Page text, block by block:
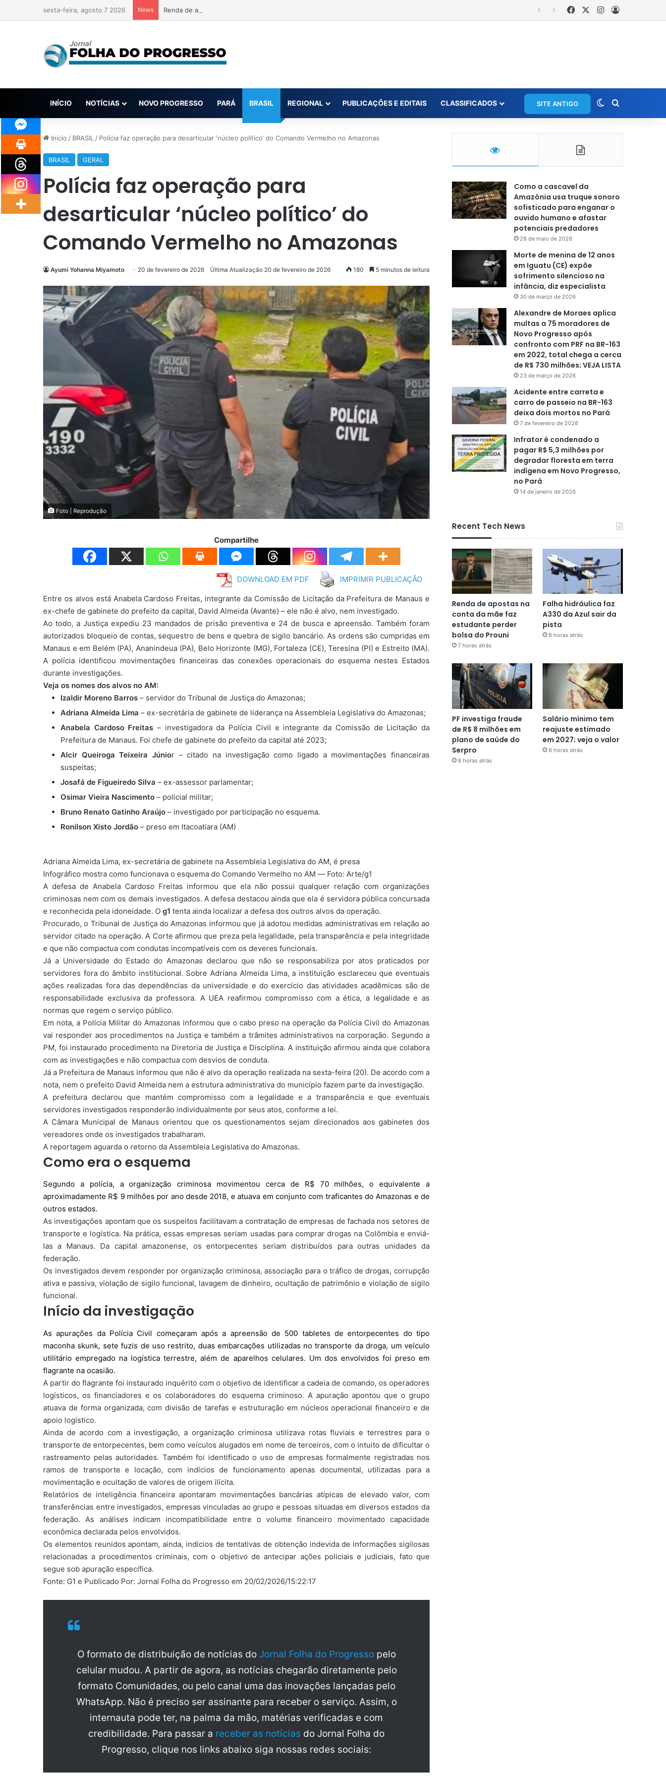
sexta-feira, agosto 7 2026 News Renda de apostas na conta da mãe faz estudante perder bolsa do Prouni FacebookInstagram
INÍCIO NOTÍCIAS NOVO PROGRESSO PARÁ BRASIL REGIONAL PUBLICAÇÕES E EDITAIS CLASSIFICADOS SITE ANTIGO Switch skin
Início / BRASIL / Polícia faz operação para desarticular ‘núcleo político’ do Comando Vermelho no Amazonas
BRASIL GERAL
Polícia faz operação para
desarticular ‘núcleo político’ do
Comando Vermelho no Amazonas
Ayumi Yohanna Miyamoto 20 de fevereiro de 2026 Última Atualização 20 de fevereiro de 2026 180 5 minutos de leitura
Foto | Reprodução
Compartilhe
DOWNLOAD EM PDF IMPRIMIR PUBLICAÇÃO
Entre os alvos está Anabela Cardoso Freitas, integrante da Comissão de Licitação da Prefeitura de Manaus e
ex-chefe de gabinete do prefeito da capital, David Almeida (Avante) – ele não é alvo, nem investigado.
Ao todo, a Justiça expediu 23 mandados de prisão preventiva e 24 de busca e apreensão. Também foram
autorizados bloqueio de contas, sequestro de bens e quebra de sigilo bancário. As ordens são cumpridas em
Manaus e em Belém (PA), Ananindeua (PA), Belo Horizonte (MG), Fortaleza (CE), Teresina (PI) e Estreito (MA).
A polícia identificou movimentações financeiras das conexões operacionais do esquema nestes Estados
durante investigações.
Veja os nomes dos alvos no AM:
Izaldir Moreno Barros – servidor do Tribunal de Justiça do Amazonas;
Adriana Almeida Lima – ex-secretária de gabinete de liderança na Assembleia Legislativa do Amazonas;
Anabela Cardoso Freitas – investigadora da Polícia Civil e integrante da Comissão de Licitação da
Prefeitura de Manaus. Foi chefe de gabinete do prefeito da capital até 2023;
Alcir Queiroga Teixeira Júnior – citado na investigação como ligado a movimentações financeiras
suspeitas;
Josafá de Figueiredo Silva – ex-assessor parlamentar;
Osimar Vieira Nascimento – policial militar;
Bruno Renato Gatinho Araújo – investigado por participação no esquema.
Ronilson Xisto Jordão – preso em Itacoatiara (AM)
Adriana Almeida Lima, ex-secretária de gabinete na Assembleia Legislativa do AM, é presa
Infográfico mostra como funcionava o esquema do Comando Vermelho no AM — Foto: Arte/g1
A defesa de Anabela Cardoso Freitas informou que ela não possui qualquer relação com organizações
criminosas nem com os demais investigados. A defesa destacou ainda que ela é servidora pública concursada
e reconhecida pela idoneidade. O g1 tenta ainda localizar a defesa dos outros alvos da operação.
Procurado, o Tribunal de Justiça do Amazonas informou que já adotou medidas administrativas em relação ao
servidor citado na operação. A Corte afirmou que preza pela legalidade, pela transparência e pela integridade
e que não compactua com condutas incompatíveis com os deveres funcionais.
Já a Universidade do Estado do Amazonas declarou que não se responsabiliza por atos praticados por
servidores fora do âmbito institucional. Sobre Adriana Almeida Lima, a instituição esclareceu que eventuais
ações realizadas fora das dependências da universidade e do exercício das atividades acadêmicas são de
responsabilidade exclusiva da professora. A UEA reafirmou compromisso com a ética, a legalidade e as
normas que regem o serviço público.
Em nota, a Polícia Militar do Amazonas informou que o cabo preso na operação da Polícia Civil do Amazonas
vai responder aos procedimentos na Justiça e também a trâmites administrativos na corporação. Segundo a
PM, foi instaurado procedimento na Diretoria de Justiça e Disciplina. A instituição afirmou ainda que colabora
com as investigações e não compactua com desvios de conduta.
Já a Prefeitura de Manaus informou que não é alvo da operação realizada na sexta-feira (20). De acordo com a
nota, nem o prefeito David Almeida nem a estrutura administrativa do município fazem parte da investigação.
A prefeitura declarou que mantém compromisso com a legalidade e a transparência e que eventuais
servidores investigados responderão individualmente por seus atos, conforme a lei.
A Câmara Municipal de Manaus orientou que os questionamentos sejam direcionados aos gabinetes dos
vereadores onde os investigados trabalharam.
A reportagem aguarda o retorno da Assembleia Legislativa do Amazonas.
Como era o esquema
Segundo a polícia, a organização criminosa movimentou cerca de R$ 70 milhões, o equivalente a
aproximadamente R$ 9 milhões por ano desde 2018, e atuava em conjunto com traficantes do Amazonas e de
outros estados.
As investigações apontam que os suspeitos facilitavam a contratação de empresas de fachada nos setores de
transporte e logística. Na prática, essas empresas seriam usadas para comprar drogas na Colômbia e enviá-
las a Manaus. Da capital amazonense, os entorpecentes seriam distribuídos para outras unidades da
federação.
Os investigados devem responder por organização criminosa, associação para o tráfico de drogas, corrupção
ativa e passiva, violação de sigilo funcional, lavagem de dinheiro, ocultação de patrimônio e violação de sigilo
funcional.
Início da investigação
As apurações da Polícia Civil começaram após a apreensão de 500 tabletes de entorpecentes do tipo
maconha skunk, sete fuzis de uso restrito, duas embarcações utilizadas no transporte da droga, um veículo
utilitário empregado na logística terrestre, além de aparelhos celulares. Um dos envolvidos foi preso em
flagrante na ocasião.
A partir do flagrante foi instaurado inquérito com o objetivo de identificar a cadeia de comando, os operadores
logísticos, os financiadores e os colaboradores do esquema criminoso. A apuração apontou que o grupo
atuava de forma organizada, com divisão de tarefas e estruturação em núcleos operacional financeiro e de
apoio logístico.
Ainda de acordo com a investigação, a organização criminosa utilizava rotas fluviais e terrestres para o
transporte de entorpecentes, bem como veículos alugados em nome de terceiros, com o intuito de dificultar o
rastreamento pelas autoridades. Também foi identificado o uso de empresas formalmente registradas nos
ramos de transporte e locação, com indícios de funcionamento apenas documental, utilizadas para a
movimentação e ocultação de valores de origem ilícita.
Relatórios de inteligência financeira apontaram movimentações bancárias atípicas de elevado valor, com
transferências entre investigados, empresas vinculadas ao grupo e pessoas situadas em diversos estados da
federação. As análises indicam incompatibilidade entre o volume financeiro movimentado capacidade
econômica declarada pelos envolvidos.
Os elementos reunidos apontam, ainda, indícios de tentativas de obtenção indevida de informações sigilosas
relacionadas a procedimentos criminais, com o objetivo de antecipar ações policiais e judiciais, fato que
segue sob apuração específica.
Fonte: G1 e Publicado Por: Jornal Folha do Progresso em 20/02/2026/15:22:17
O formato de distribuição de notícias do Jornal Folha do Progresso pelo
celular mudou. A partir de agora, as notícias chegarão diretamente pelo
formato Comunidades, ou pelo canal uma das inovações lançadas pelo
WhatsApp. Não é preciso ser assinante para receber o serviço. Assim, o
internauta pode ter, na palma da mão, matérias verificadas e com
credibilidade. Para passar a receber as notícias do Jornal Folha do
Progresso, clique nos links abaixo siga nossas redes sociais:
Como a cascavel da
Amazônia usa truque sonoro
sofisticado para enganar o
ouvido humano e afastar
potenciais predadores
28 de maio de 2026
Morte de menina de 12 anos
em Iguatu (CE) expõe
sofrimento silencioso na
infância, diz especialista
30 de março de 2026
Alexandre de Moraes aplica
multas a 75 moradores de
Novo Progresso após
confronto com PRF na BR-163
em 2022, total chega a cerca
de R$ 730 milhões; VEJA LISTA
23 de março de 2026
Acidente entre carreta e
carro de passeio na BR-163
deixa dois mortos no Pará
7 de fevereiro de 2026
Infrator é condenado a
pagar R$ 5,3 milhões por
degradar floresta em terra
indígena em Novo Progresso,
no Pará
14 de janeiro de 2026
Recent Tech News
Renda de apostas na
conta da mãe faz
estudante perder
bolsa do Prouni
7 horas atrás
Falha hidráulica faz
A330 da Azul sair da
pista
8 horas atrás
PF investiga fraude
de R$ 8 milhões em
plano de saúde do
Serpro
8 horas atrás
Salário mínimo tem
reajuste estimado
em 2027; veja o valor
8 horas atrás